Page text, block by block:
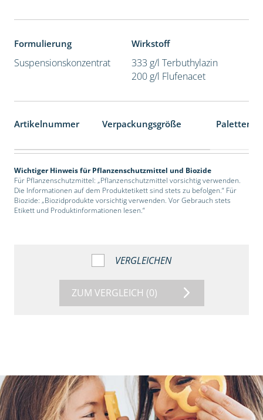
Formulierung
Suspensionskonzentrat
Wirkstoff
333 g/l Terbuthylazin
200 g/l Flufenacet
Artikelnummer Verpackungsgröße
Wichtiger Hinweis für Pflanzenschutzmittel und Biozide
Für Pflanzenschutzmittel: „Pflanzenschutzmittel vorsichtig verwenden.
Die Informationen auf dem Produktetikett sind stets zu befolgen.“ Für
Biozide: „Biozidprodukte vorsichtig verwenden. Vor Gebrauch stets
Etikett und Produktinformationen lesen.“
VERGLEICHEN
ZUM VERGLEICH (0)